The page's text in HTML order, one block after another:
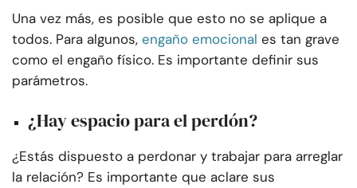
Una vez más, es posible que esto no se aplique a
todos. Para algunos, engaño emocional es tan grave
como el engaño físico. Es importante definir sus
parámetros.
¿Hay espacio para el perdón?
¿Estás dispuesto a perdonar y trabajar para arreglar
la relación? Es importante que aclare sus